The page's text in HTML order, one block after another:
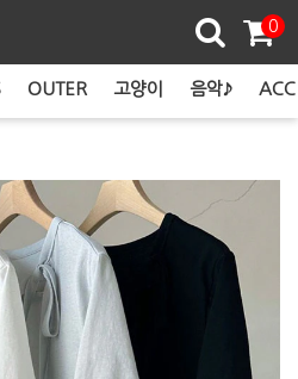
0
OUTER 고양이 음악♪ ACC